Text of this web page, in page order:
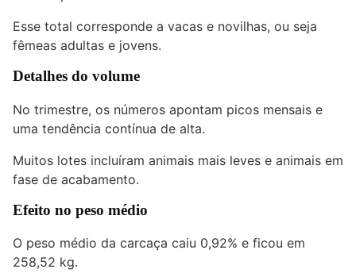
Esse total corresponde a vacas e novilhas, ou seja
fêmeas adultas e jovens.
Detalhes do volume
No trimestre, os números apontam picos mensais e
uma tendência contínua de alta.
Muitos lotes incluíram animais mais leves e animais em
fase de acabamento.
Efeito no peso médio
O peso médio da carcaça caiu 0,92% e ficou em
258,52 kg.